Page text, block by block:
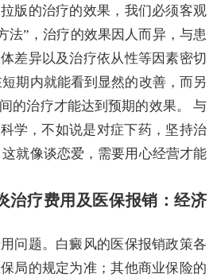
版的治疗的效果，我们必须客观
法”，治疗的效果因人而异，与患
差异以及治疗依从性等因素密切
期内就能看到显然的改善，而另
的治疗才能达到预期的效果。 与
学，不如说是对症下药，坚持治
就像谈恋爱，需要用心经营才能
治疗费用及医保报销：经济
问题。白癜风的医保报销政策各
局的规定为准；其他商业保险的